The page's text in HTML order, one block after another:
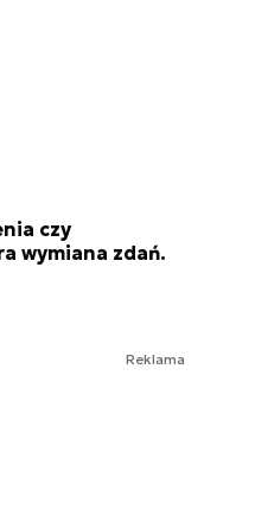
czy
wymiana zdań.
Reklama